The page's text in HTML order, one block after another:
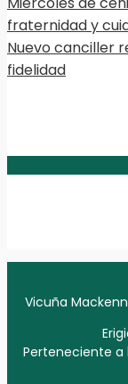
fraternidad y
Nuevo canciller
fidelidad
Vicuña
Perteneciente a